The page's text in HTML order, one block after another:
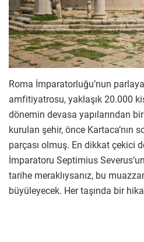
Roma İmparatorluğu’nun
amfitiyatrosu, yaklaşık 20.000
dönemin devasa yapılarından
kurulan şehir, önce Kartaca’nın
parçası olmuş. En dikkat çekici
İmparatoru Septimius
tarihe meraklıysanız, bu
büyüleyecek. Her taşında bir